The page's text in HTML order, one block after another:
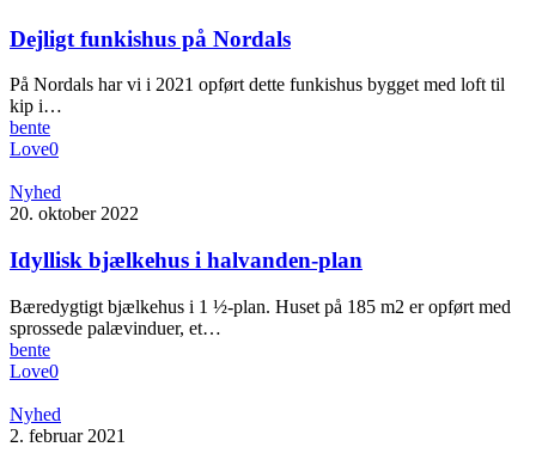
Dejligt funkishus på Nordals
På Nordals har vi i 2021 opført dette funkishus bygget med loft til
kip i…
bente
Love0
Nyhed
20. oktober 2022
Idyllisk bjælkehus i halvanden-plan
Bæredygtigt bjælkehus i 1 ½-plan. Huset på 185 m2 er opført med
sprossede palævinduer, et…
bente
Love0
Nyhed
2. februar 2021